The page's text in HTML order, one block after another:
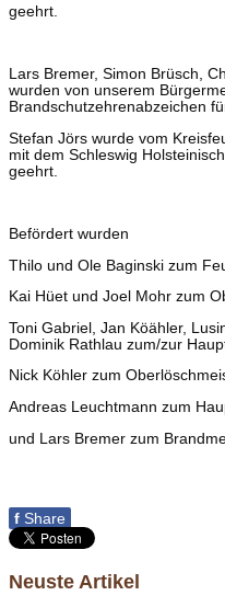
geehrt.
Lars Bremer, Simon Brüsch,
wurden von unserem
Brandschutzehrenabzeichen
Stefan Jörs wurde vom
mit dem Schleswig
geehrt.
Befördert wurden
Thilo und Ole Baginski zum
Kai Hüet und Joel Mohr zum
Toni Gabriel, Jan Köähler,
Dominik Rathlau zum/zur
Nick Köhler zum
Andreas Leuchtmann zum
und Lars Bremer zum
f Share
Neuste Artikel